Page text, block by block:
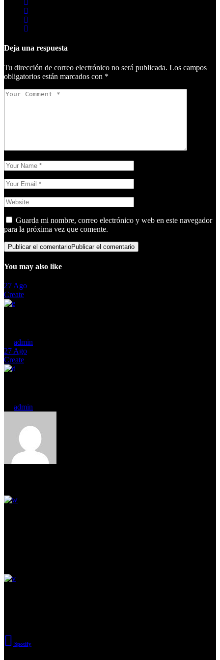
Deja una respuesta
Tu dirección de correo electrónico no será publicada. Los campos
obligatorios están marcados con *
Guarda mi nombre, correo electrónico y web en este navegador
para la próxima vez que comente.
Publicar el comentarioPublicar el comentario
You may also like
27 Ago
Create
admin
27 Ago
Create
admin
Spotify